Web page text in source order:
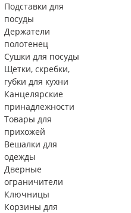
Подставки для
посуды
Держатели
полотенец
Сушки для посуды
Щетки, скребки,
губки для кухни
Канцелярские
принадлежности
Товары для
прихожей
Вешалки для
одежды
Дверные
ограничители
Ключницы
Корзины для